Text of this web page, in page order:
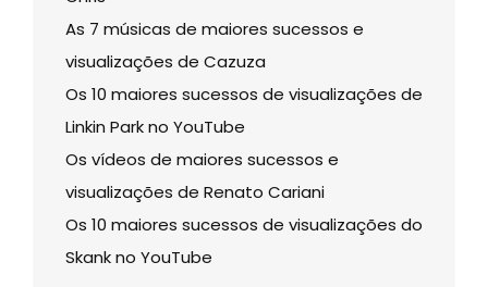
As 7 músicas de maiores sucessos e
visualizações de Cazuza
Os 10 maiores sucessos de visualizações de
Linkin Park no YouTube
Os vídeos de maiores sucessos e
visualizações de Renato Cariani
Os 10 maiores sucessos de visualizações do
Skank no YouTube